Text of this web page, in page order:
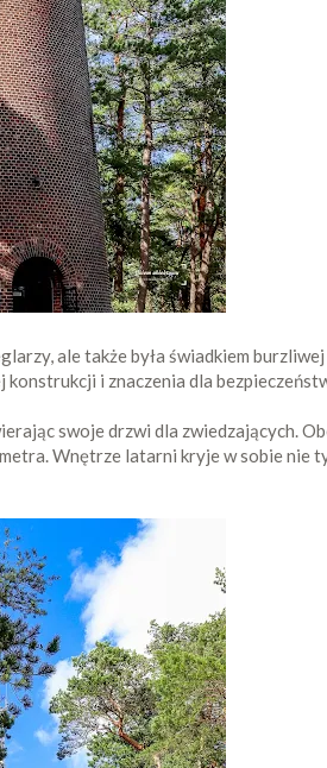
ale także była świadkiem
i znaczenia dla
swoje drzwi dla zwiedzających.
Wnętrze latarni kryje w sobie nie